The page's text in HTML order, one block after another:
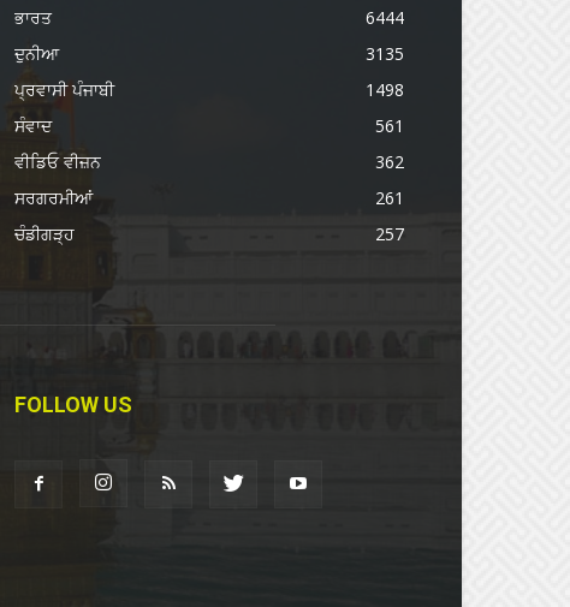
ਭਾਰਤ
6444
ਦੁਨੀਆ
3135
ਪ੍ਰਵਾਸੀ ਪੰਜਾਬੀ
1498
ਸੰਵਾਦ
561
ਵੀਡਿਓ ਵੀਜ਼ਨ
362
ਸਰਗਰਮੀਆਂ
261
ਚੰਡੀਗੜ੍ਹ
257
FOLLOW US